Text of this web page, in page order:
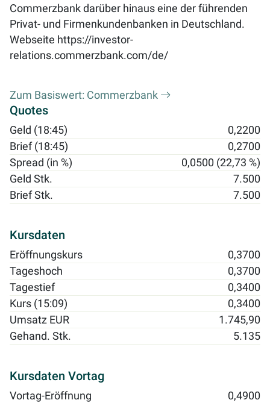
Commerzbank darüber hinaus eine der führenden
Privat- und Firmenkundenbanken in Deutschland.
Webseite https://investor-
relations.commerzbank.com/de/
Zum Basiswert: Commerzbank
Quotes
Geld (18:45)
0,2200
Brief (18:45)
0,2700
Spread (in %)
0,0500 (22,73 %)
Geld Stk.
7.500
Brief Stk.
7.500
Kursdaten
Eröffnungskurs
0,3700
Tageshoch
0,3700
Tagestief
0,3400
Kurs (15:09)
0,3400
Umsatz EUR
1.745,90
Gehand. Stk.
5.135
Kursdaten Vortag
Vortag-Eröffnung
0,4900